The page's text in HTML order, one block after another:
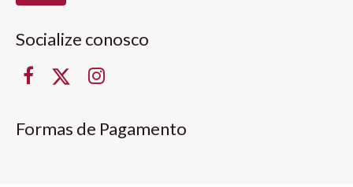
Socialize conosco
Formas de Pagamento